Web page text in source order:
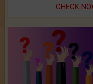
CHECK